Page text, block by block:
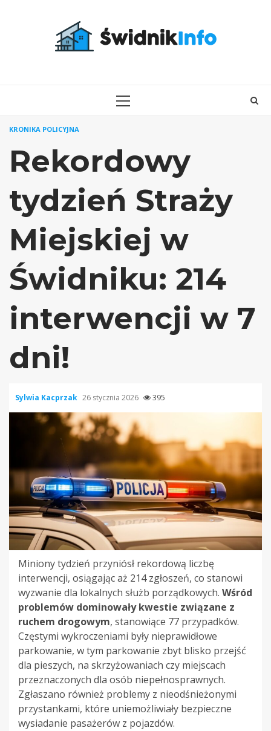
PRIMARY
KRONIKA POLICYJNA
Rekordowy
tydzień Straży
Miejskiej w
Świdniku: 214
interwencji w 7
dni!
Sylwia Kacprzak 26 stycznia 2026 395
Miniony tydzień przyniósł rekordową liczbę
interwencji, osiągając aż 214 zgłoszeń, co stanowi
wyzwanie dla lokalnych służb porządkowych. Wśród
problemów dominowały kwestie związane z
ruchem drogowym, stanowiące 77 przypadków.
Częstymi wykroczeniami były nieprawidłowe
parkowanie, w tym parkowanie zbyt blisko przejść
dla pieszych, na skrzyżowaniach czy miejscach
przeznaczonych dla osób niepełnosprawnych.
Zgłaszano również problemy z nieodśnieżonymi
przystankami, które uniemożliwiały bezpieczne
wysiadanie pasażerów z pojazdów.